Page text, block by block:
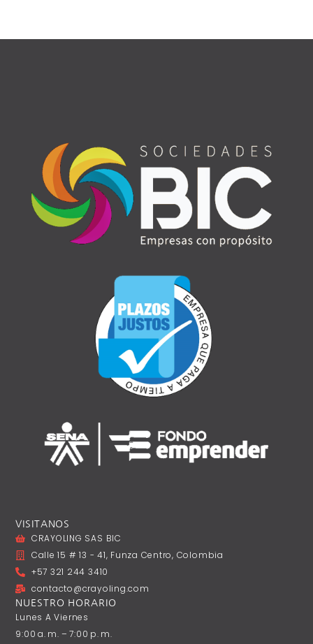
VISITANOS
CRAYOLING SAS BIC
Calle 15 # 13 - 41, Funza Centro, Colombia
+57 321 244 3410
contacto@crayoling.com
NUESTRO HORARIO
Lunes A ‎Viernes
9:00 A. M. – 7:00 P. M.